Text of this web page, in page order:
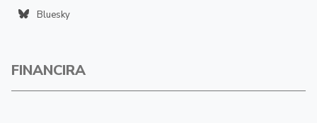
Bluesky
FINANCIRA